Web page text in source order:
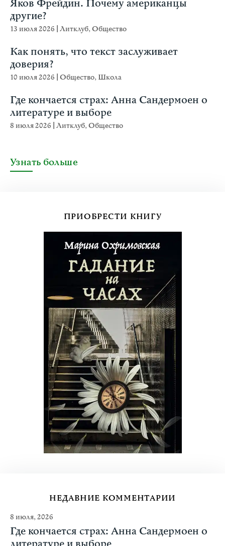
Яков Фрейдин. Почему американцы
другие?
13 июля 2026 Литклуб,Общество
Как понять, что текст заслуживает
доверия?
10 июля 2026 Общество, Школа
Где кончается страх: Анна Сандермоен о
литературе и выборе
8 июля 2026 Литклуб,Общество
Узнать больше
ПРИОБРЕСТИ КНИГУ
НЕДАВНИЕ КОММЕНТАРИИ
8 июля, 2026
Где кончается страх: Анна Сандермоен о